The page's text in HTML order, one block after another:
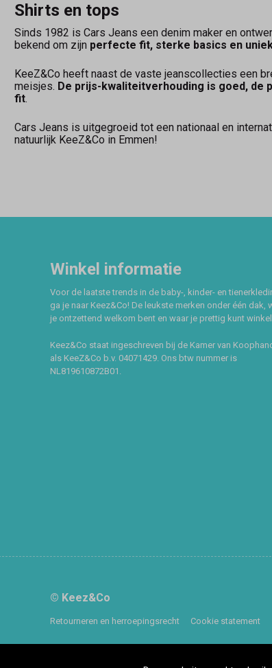
Shirts en tops
Sinds 1982 is Cars Jeans een denim maker en
bekend om zijn perfecte fit, sterke basics en
KeeZ&Co heeft naast de vaste jeanscollecties een
meisjes. De prijs-kwaliteitverhouding is goed, de
fit.
Cars Jeans is uitgegroeid tot een nationaal en
natuurlijk KeeZ&Co in Emmen!
Winkel informatie
Voor de laatste trends in de baby-, kinder- en
ga je naar Keez&Co! De leukste merken onder één dak,
je ontzettend welkom bent en waar je prettig kunt
Keez&Co staat ingeschreven bij de Kamer van
als KeeZ&Co b.v. 04071429. Ons btw nummer is
NL819610872B01.
© Keez&Co
Retourneren en herroepingsrecht Cookie statement